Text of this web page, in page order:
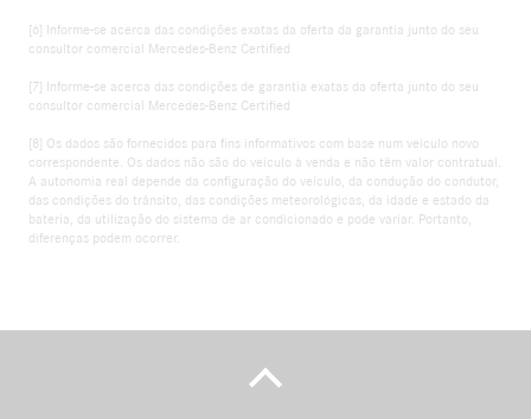
[6] Informe-se acerca das condições exatas da oferta da garantia junto do seu
consultor comercial Mercedes-Benz Certified
[7] Informe-se acerca das condições de garantia exatas da oferta junto do seu
consultor comercial Mercedes-Benz Certified
[8] Os dados são fornecidos para fins informativos com base num veículo novo
correspondente. Os dados não são do veículo à venda e não têm valor contratual.
A autonomia real depende da configuração do veículo, da condução do condutor,
das condições do trânsito, das condições meteorológicas, da idade e estado da
bateria, da utilização do sistema de ar condicionado e pode variar. Portanto,
diferenças podem ocorrer.